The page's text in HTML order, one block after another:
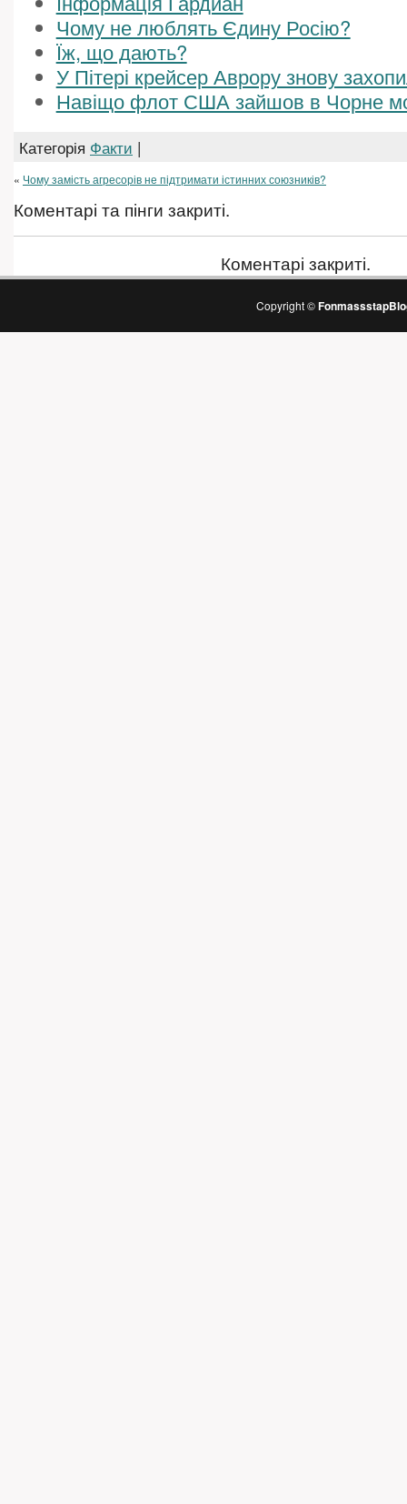
Чому не люблять Єдину Росію?
Їж, що дають?
У Пітері крейсер Аврору знову
Навіщо флот США зайшов в Чорне
Категорія Факти |
« Чому замість агресорів не підтримати істинних союзників?
Коментарі та пінги закриті.
Коментарі закриті.
Copyright ©